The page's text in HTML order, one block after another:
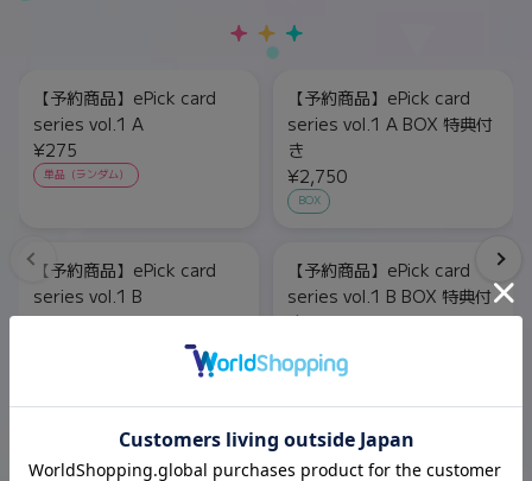
【予約商品】ePick card
series vol.1 A
¥275
単品（ランダム）
【予約商品】ePick card
series vol.1 A BOX 特典付
き
¥2,750
BOX
【予約商品】ePick card
series vol.1 B
¥275
【予約商品】ePick card
series vol.1 B BOX 特典付
き
¥2,750
BOX